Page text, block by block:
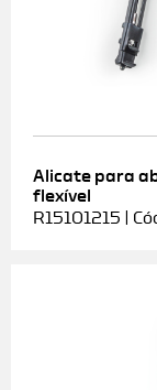
Alicate para
flexível
R15101215 |